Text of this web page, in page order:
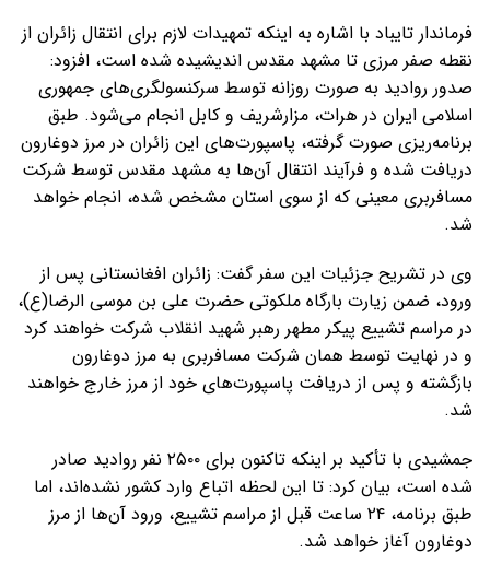
فرماندار تایباد با اشاره به اینکه تمهیدات لازم برای انتقال زائران از
نقطه صفر مرزی تا مشهد مقدس اندیشیده شده است، افزود:
صدور روادید به صورت روزانه توسط سرکنسولگری‌های جمهوری
اسلامی ایران در هرات، مزارشریف و کابل انجام می‌شود. طبق
برنامه‌ریزی صورت گرفته، پاسپورت‌های این زائران در مرز دوغارون
دریافت شده و فرآیند انتقال آن‌ها به مشهد مقدس توسط شرکت
مسافربری معینی که از سوی استان مشخص شده، انجام خواهد
شد.
وی در تشریح جزئیات این سفر گفت: زائران افغانستانی پس از
ورود، ضمن زیارت بارگاه ملکوتی حضرت علی بن موسی الرضا(ع)،
در مراسم تشییع پیکر مطهر رهبر شهید انقلاب شرکت خواهند کرد
و در نهایت توسط همان شرکت مسافربری به مرز دوغارون
بازگشته و پس از دریافت پاسپورت‌های خود از مرز خارج خواهند
شد.
جمشیدی با تأکید بر اینکه تاکنون برای ۲۵۰۰ نفر روادید صادر
شده است، بیان کرد: تا این لحظه اتباع وارد کشور نشده‌اند، اما
طبق برنامه، ۲۴ ساعت قبل از مراسم تشییع، ورود آن‌ها از مرز
دوغارون آغاز خواهد شد.